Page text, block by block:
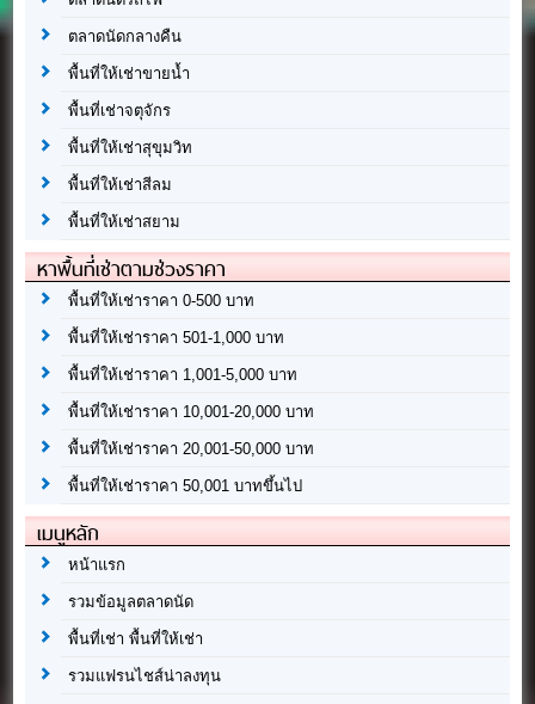
ตลาดนัดกลางคืน
พื้นที่ให้เช่าขายน้ำ
พื้นที่เช่าจตุจักร
พื้นที่ให้เช่าสุขุมวิท
พื้นที่ให้เช่าสีลม
พื้นที่ให้เช่าสยาม
หาพื้นที่เช่าตามช่วงราคา
พื้นที่ให้เช่าราคา 0-500 บาท
พื้นที่ให้เช่าราคา 501-1,000 บาท
พื้นที่ให้เช่าราคา 1,001-5,000 บาท
พื้นที่ให้เช่าราคา 10,001-20,000 บาท
พื้นที่ให้เช่าราคา 20,001-50,000 บาท
พื้นที่ให้เช่าราคา 50,001 บาทขึ้นไป
เมนูหลัก
หน้าแรก
รวมข้อมูลตลาดนัด
พื้นที่เช่า พื้นที่ให้เช่า
รวมแฟรนไชส์น่าลงทุน